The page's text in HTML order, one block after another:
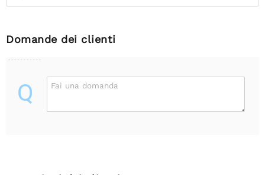
Domande dei clienti
Q Fai una domanda